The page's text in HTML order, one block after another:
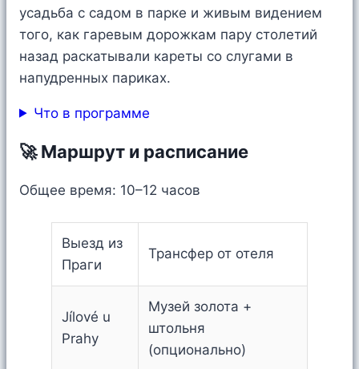
усадьба с садом в парке и живым видением
того, как гаревым дорожкам пару столетий
назад раскатывали кареты со слугами в
напудренных париках.
Что в программе
🚀 Маршрут и расписание
Общее время: 10–12 часов
Выезд из
Праги
Трансфер от отеля
Jílové u
Prahy
Музей золота +
штольня
(опционально)